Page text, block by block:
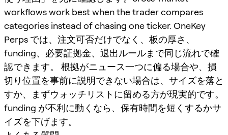
workflows work best when the trader compares
categories instead of chasing one ticker. OneKey
Perps では、注文可否だけでなく、板の厚さ、
funding、必要証拠金、退出ルールまで同じ流れで確
認できます。 根拠がニュース一つに偏る場合や、損
切り位置を事前に説明できない場合は、サイズを落と
すか、まずウォッチリストに留める方が現実的です。
funding が不利に動くなら、保有時間を短くするかサ
イズを下げます。